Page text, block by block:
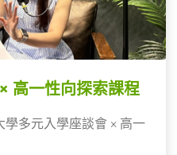
高一性向探索課程
學多元入學座談會 × 高一